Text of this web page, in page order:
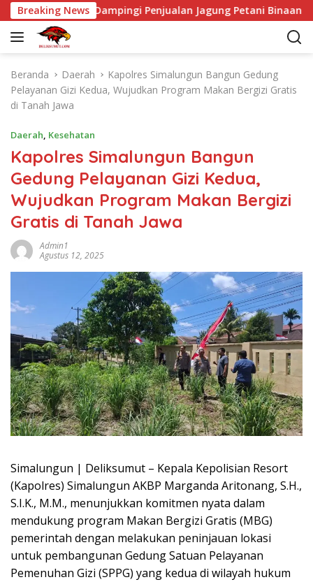
a
Breaking News
Dampingi Penjualan Jagung Petani Binaan ke Bulog
Beranda Daerah
Kapolres Simalungun Bangun Gedung
Pelayanan Gizi Kedua, Wujudkan Program Makan Bergizi Gratis
di Tanah Jawa
Daerah, Kesehatan
Kapolres Simalungun Bangun
Gedung Pelayanan Gizi Kedua,
Wujudkan Program Makan Bergizi
Gratis di Tanah Jawa
Admin1
Agustus 12, 2025
Simalungun | Deliksumut – Kepala Kepolisian Resort
(Kapolres) Simalungun AKBP Marganda Aritonang, S.H.,
S.I.K., M.M., menunjukkan komitmen nyata dalam
mendukung program Makan Bergizi Gratis (MBG)
pemerintah dengan melakukan peninjauan lokasi
untuk pembangunan Gedung Satuan Pelayanan
Pemenuhan Gizi (SPPG) yang kedua di wilayah hukum